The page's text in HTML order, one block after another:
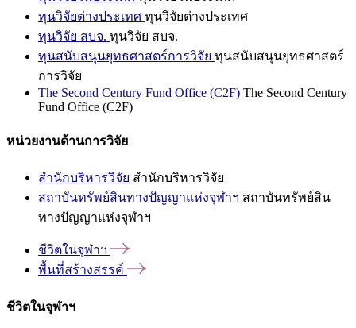
ทุนวิจัยต่างประเทศ ทุนวิจัยต่างประเทศ
ทุนวิจัย สบจ. ทุนวิจัย สบจ.
ทุนสนับสนุนยุทธศาสตร์การวิจัย ทุนสนับสนุนยุทธศาสตร์
การวิจัย
The Second Century Fund Office (C2F) The Second Century
Fund Office (C2F)
หน่วยงานด้านการวิจัย
สำนักบริหารวิจัย สำนักบริหารวิจัย
สถาบันทรัพย์สินทางปัญญาแห่งจุฬาฯ สถาบันทรัพย์สิน
ทางปัญญาแห่งจุฬาฯ
ชีวิตในจุฬาฯ
พื้นที่สร้างสรรค์
ชีวิตในจุฬาฯ